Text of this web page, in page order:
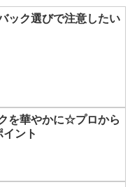
ック選びで注意したい
を華やかに☆プロから
ント